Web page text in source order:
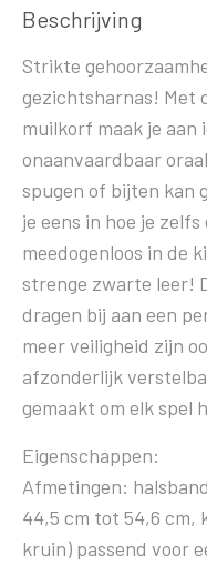
Beschrijving
Strikte
gezichtsharnas! Met
muilkorf maak je aan
onaanvaardbaar
spugen of bijten kan
je eens in hoe je
meedogenloos in de
strenge zwarte leer!
dragen bij aan een
meer veiligheid zijn
afzonderlijk
gemaakt om elk spel
Eigenschappen:
Afmetingen:
44,5 cm tot 54,6 cm,
kruin) passend voor